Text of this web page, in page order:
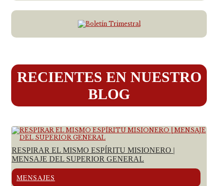
RECIENTES EN NUESTRO
BLOG
RESPIRAR EL MISMO ESPÍRITU MISIONERO |
MENSAJE DEL SUPERIOR GENERAL
MENSAJES